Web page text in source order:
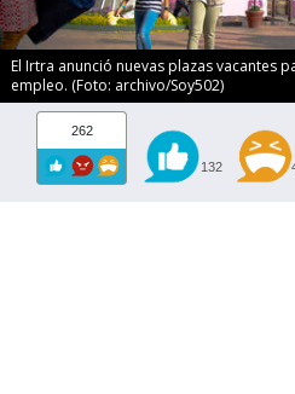
El Irtra anunció nuevas plazas vacantes
empleo. (Foto: archivo/Soy502)
262
132